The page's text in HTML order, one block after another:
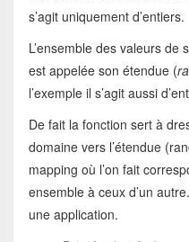
s’agit uniquement d’entiers.
L’ensemble des valeurs
est appelée son étendue (
l’exemple il s’agit aussi
De fait la fonction sert à
domaine vers l’étendue
mapping où l’on fait
ensemble à ceux d’un
une application.